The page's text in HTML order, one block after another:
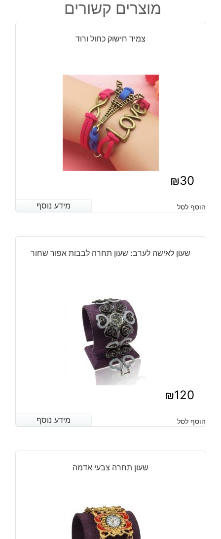
לאישה
לערב:
תכשיט
מוצרים קשורים
צמיד חישוק כחול ורוד
₪30
מידע נוסף הוסף לסל מידע נוסף
שעון לאישה לערב: שעון תחרה לבבות אפור שחור
₪120
מידע נוסף הוסף לסל מידע נוסף
שעון תחרה צבעי אדמה